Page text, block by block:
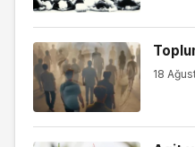
18